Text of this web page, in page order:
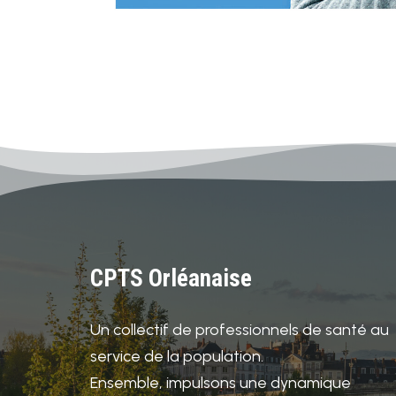
CPTS Orléanaise
Un collectif de professionnels de santé au
service de la population.
Ensemble, impulsons une dynamique